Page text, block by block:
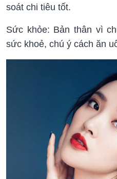
soát chi tiêu tốt.
Sức khỏe: Bản thân vì
sức khoẻ, chú ý cách ăn